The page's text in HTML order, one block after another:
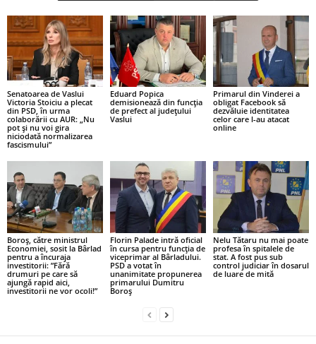
Senatoarea de Vaslui
Victoria Stoiciu a plecat
din PSD, în urma
colaborării cu AUR: „Nu
pot și nu voi gira
niciodată normalizarea
fascismului”
Eduard Popica
demisionează din funcția
de prefect al județului
Vaslui
Primarul din Vinderei a
obligat Facebook să
dezvăluie identitatea
celor care l-au atacat
online
Boroș, către ministrul
Economiei, sosit la Bârlad
pentru a încuraja
investitorii: ”Fără
drumuri pe care să
ajungă rapid aici,
investitorii ne vor ocoli!”
Florin Palade intră oficial
în cursa pentru funcția de
viceprimar al Bârladului.
PSD a votat în
unanimitate propunerea
primarului Dumitru
Boroș
Nelu Tătaru nu mai poate
profesa în spitalele de
stat. A fost pus sub
control judiciar în dosarul
de luare de mită